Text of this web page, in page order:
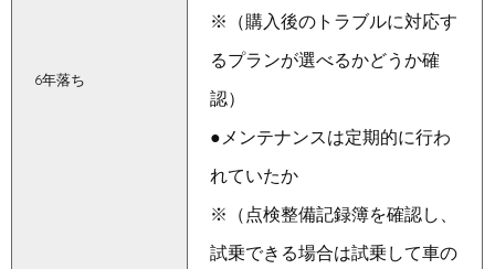
6年落ち
※（購入後のトラブルに対応す
るプランが選べるかどうか確
認）
●メンテナンスは定期的に行わ
れていたか
※（点検整備記録簿を確認し、
試乗できる場合は試乗して車の